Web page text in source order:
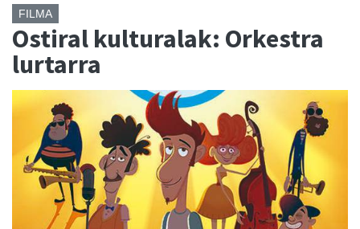
FILMA
Ostiral kulturalak: Orkestra
lurtarra